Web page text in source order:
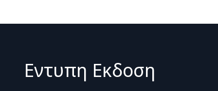
Εντυπη Εκδοση